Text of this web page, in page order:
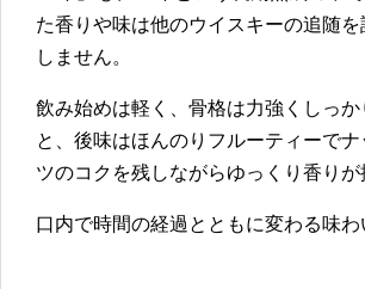
た香りや味は他のウイスキーの追随を
しません。
飲み始めは軽く、骨格は力強くしっか
と、後味はほんのりフルーティーでナ
ツのコクを残しながらゆっくり香りが
口内で時間の経過とともに変わる味